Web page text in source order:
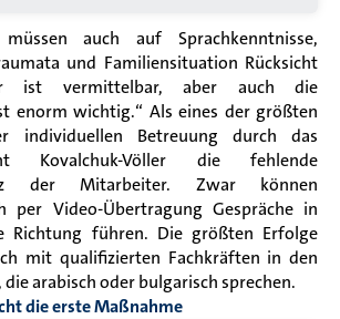
auch auf Sprachkenntnisse,
und Familiensituation Rücksicht
ist vermittelbar, aber auch die
enorm wichtig.“ Als eines der größten
individuellen Betreuung durch das
Kovalchuk-Völler die fehlende
der Mitarbeiter. Zwar können
per Video-Übertragung Gespräche in
Richtung führen. Die größten Erfolge
mit qualifizierten Fachkräften in den
arabisch oder bulgarisch sprechen.
die erste Maßnahme